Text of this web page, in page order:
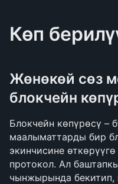
Көп
Жөнөкөй сөз
блокчейн
Блокчейн көпүрөсү –
маалыматтарды бир
экинчисине
протокол. Ал
чынжырында